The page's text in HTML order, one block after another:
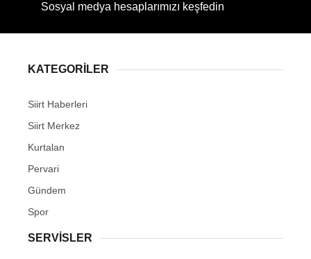
Sosyal medya hesaplarımızı keşfedin
KATEGORİLER
Siirt Haberleri
Siirt Merkez
Kurtalan
Pervari
Gündem
Spor
SERVİSLER